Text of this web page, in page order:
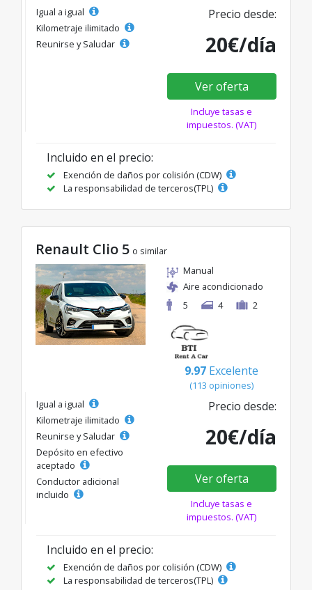
Igual a igual
Kilometraje ilimitado
Reunirse y Saludar
Precio desde:
20€/día
Ver oferta
Incluye tasas e
impuestos. (VAT)
Incluido en el precio:
Exención de daños por colisión (CDW)
La responsabilidad de terceros(TPL)
Renault Clio 5 o similar
Manual
Aire acondicionado
5
4 2
9.97 Excelente
(113 opiniones)
Igual a igual
Kilometraje ilimitado
Reunirse y Saludar
Depósito en efectivo
aceptado
Conductor adicional
incluido
Precio desde:
20€/día
Ver oferta
Incluye tasas e
impuestos. (VAT)
Incluido en el precio:
Exención de daños por colisión (CDW)
La responsabilidad de terceros(TPL)